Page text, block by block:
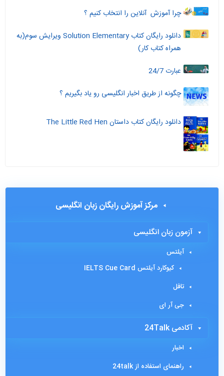
چرا آموزش آنلاین را انتخاب کنیم ؟
دانلود رایگان کتاب Solution Elementary ویرایش سوم(به
همراه کتاب کار)
عبارت 24/7
چگونه از طریق اخبار انگلیسی رو یاد بگیریم ؟
دانلود رایگان کتاب داستان The Little Red Hen
مرکز آموزش رایگان زبان انگلیسی
آزمون زبان انگلیسی
آیلتس
کیوکارد آیلتس IELTS Cue Card
تافل
جی آر ای
آکادمی 24Talk
اخبار
راهنمای استفاده از 24talk